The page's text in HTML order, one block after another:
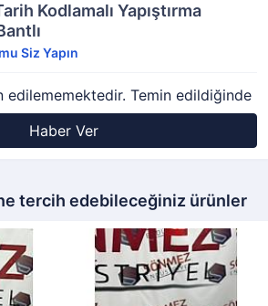
Kodlamalı Yapıştırma
Siz Yapın
edilememektedir. Temin edildiğinde
Haber Ver
tercih edebileceğiniz ürünler